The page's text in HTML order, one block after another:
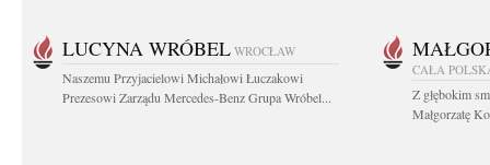
LUCYNA WRÓBEL WROCŁAW
Naszemu Przyjacielowi Michałowi Łuczakowi
Prezesowi Zarządu Mercedes-Benz Grupa Wróbel...
CAŁA
Z głębokim
Małgorzatę